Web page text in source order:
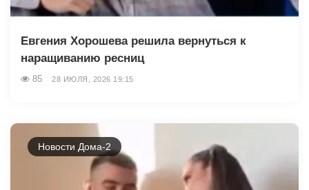
Евгения Хорошева решила вернуться к
наращиванию ресниц
85 28 ИЮЛЯ, 2026 19:15
Новости Дома-2